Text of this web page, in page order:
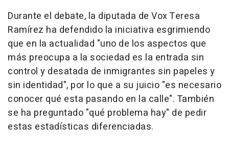
Durante el debate, la diputada de Vox Teresa
Ramírez ha defendido la iniciativa esgrimiendo
que en la actualidad "uno de los aspectos que
más preocupa a la sociedad es la entrada sin
control y desatada de inmigrantes sin papeles y
sin identidad", por lo que a su juicio "es necesario
conocer qué esta pasando en la calle". También
se ha preguntado "qué problema hay" de pedir
estas estadísticas diferenciadas.